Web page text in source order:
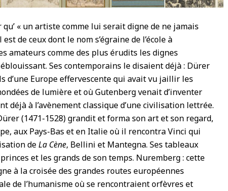
« un artiste comme lui serait digne de ne jamais
de ceux dont le nom s’égraine de l’école à
amateurs comme des plus érudits les dignes
Ses contemporains le disaient déjà : Dürer
d’une Europe effervescente qui avait vu jaillir les
de lumière et où Gutenberg venait d’inventer
déjà à l’avènement classique d’une civilisation lettrée.
(1471-1528) grandit et forma son art et son regard,
aux Pays-Bas et en Italie où il rencontra Vinci qui
deLa Cène, Bellini et Mantegna. Ses tableaux
et les grands de son temps. Nuremberg : cette
à la croisée des grandes routes européennes
de l’humanisme où se rencontraient orfèvres et